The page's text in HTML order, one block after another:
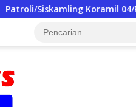
04/Pulogadung Perkuat